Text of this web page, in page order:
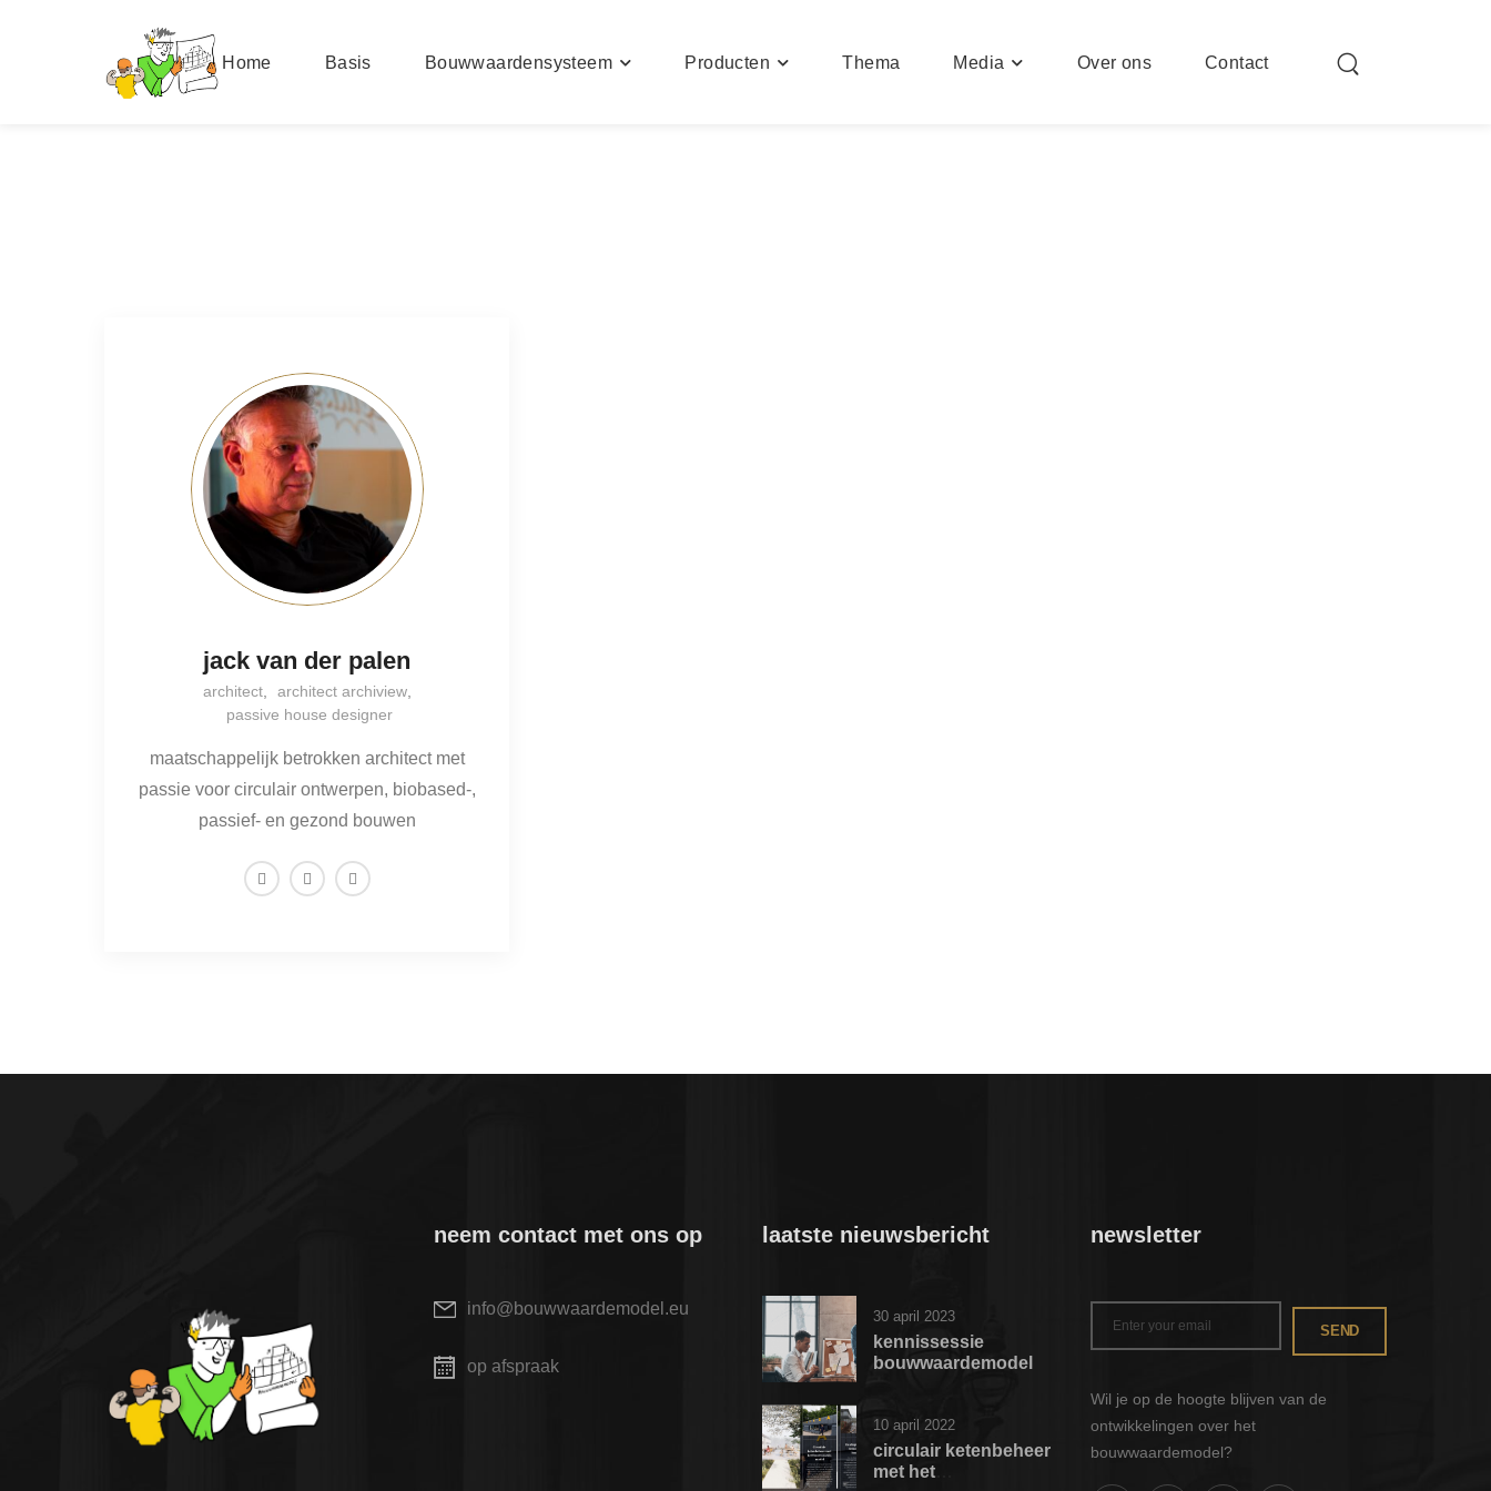
Home Basis Bouwwaardensysteem Producten Thema Media Over ons Contact
jack van der palen
architect, architect archiview,
passive house designer
maatschappelijk betrokken architect met
passie voor circulair ontwerpen, biobased-,
passief- en gezond bouwen
neem contact met ons op
info@bouwwaardemodel.eu
op afspraak
laatste nieuwsbericht
30 april 2023
kennissessie
bouwwaardemodel
10 april 2022
circulair ketenbeheer
met het
newsletter
SEND
Wil je op de hoogte blijven van de
ontwikkelingen over het
bouwwaardemodel?